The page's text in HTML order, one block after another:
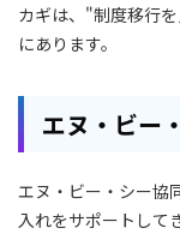
カギは、"制度移行
にあります。
エヌ・ビー
エヌ・ビー・シー協
入れをサポートして